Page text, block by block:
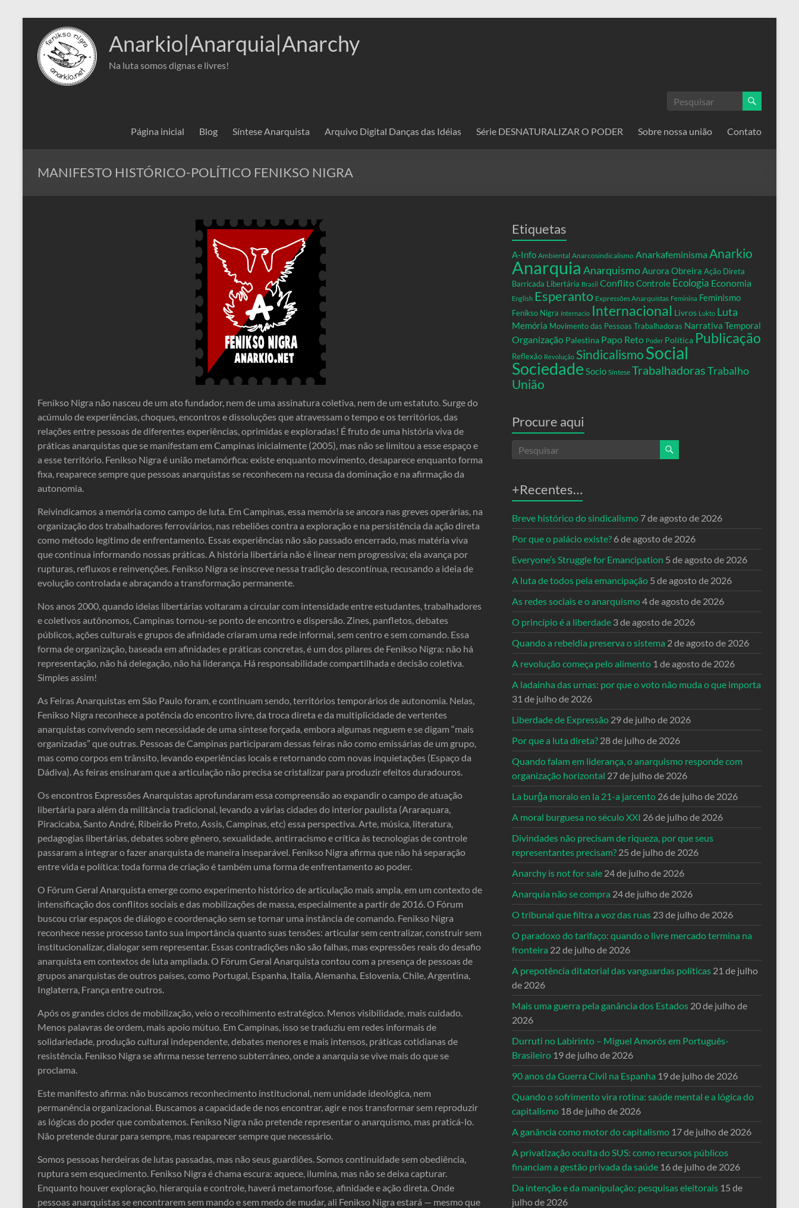
conteúdo
Anarkio|Anarquia|Anarchy
Na luta somos dignas e livres!
Página inicial Blog Síntese Anarquista Arquivo Digital Danças das Idéias Série DESNATURALIZAR O PODER Sobre nossa união Contato
MANIFESTO HISTÓRICO-POLÍTICO FENIKSO NIGRA
Fenikso Nigra não nasceu de um ato fundador, nem de uma assinatura coletiva, nem de um estatuto. Surge do
acúmulo de experiências, choques, encontros e dissoluções que atravessam o tempo e os territórios, das
relações entre pessoas de diferentes experiências, oprimidas e exploradas! É fruto de uma história viva de
práticas anarquistas que se manifestam em Campinas inicialmente (2005), mas não se limitou a esse espaço e
a esse território. Fenikso Nigra é união metamórfica: existe enquanto movimento, desaparece enquanto forma
fixa, reaparece sempre que pessoas anarquistas se reconhecem na recusa da dominação e na afirmação da
autonomia.
Reivindicamos a memória como campo de luta. Em Campinas, essa memória se ancora nas greves operárias, na
organização dos trabalhadores ferroviários, nas rebeliões contra a exploração e na persistência da ação direta
como método legítimo de enfrentamento. Essas experiências não são passado encerrado, mas matéria viva
que continua informando nossas práticas. A história libertária não é linear nem progressiva; ela avança por
rupturas, refluxos e reinvenções. Fenikso Nigra se inscreve nessa tradição descontínua, recusando a ideia de
evolução controlada e abraçando a transformação permanente.
Nos anos 2000, quando ideias libertárias voltaram a circular com intensidade entre estudantes, trabalhadores
e coletivos autônomos, Campinas tornou-se ponto de encontro e dispersão. Zines, panfletos, debates
públicos, ações culturais e grupos de afinidade criaram uma rede informal, sem centro e sem comando. Essa
forma de organização, baseada em afinidades e práticas concretas, é um dos pilares de Fenikso Nigra: não há
representação, não há delegação, não há liderança. Há responsabilidade compartilhada e decisão coletiva.
Simples assim!
As Feiras Anarquistas em São Paulo foram, e continuam sendo, territórios temporários de autonomia. Nelas,
Fenikso Nigra reconhece a potência do encontro livre, da troca direta e da multiplicidade de vertentes
anarquistas convivendo sem necessidade de uma síntese forçada, embora algumas neguem e se digam “mais
organizadas” que outras. Pessoas de Campinas participaram dessas feiras não como emissárias de um grupo,
mas como corpos em trânsito, levando experiências locais e retornando com novas inquietações (Espaço da
Dádiva). As feiras ensinaram que a articulação não precisa se cristalizar para produzir efeitos duradouros.
Os encontros Expressões Anarquistas aprofundaram essa compreensão ao expandir o campo de atuação
libertária para além da militância tradicional, levando a várias cidades do interior paulista (Araraquara,
Piracicaba, Santo André, Ribeirão Preto, Assis, Campinas, etc) essa perspectiva. Arte, música, literatura,
pedagogias libertárias, debates sobre gênero, sexualidade, antirracismo e crítica às tecnologias de controle
passaram a integrar o fazer anarquista de maneira inseparável. Fenikso Nigra afirma que não há separação
entre vida e política: toda forma de criação é também uma forma de enfrentamento ao poder.
O Fórum Geral Anarquista emerge como experimento histórico de articulação mais ampla, em um contexto de
intensificação dos conflitos sociais e das mobilizações de massa, especialmente a partir de 2016. O Fórum
buscou criar espaços de diálogo e coordenação sem se tornar uma instância de comando. Fenikso Nigra
reconhece nesse processo tanto sua importância quanto suas tensões: articular sem centralizar, construir sem
institucionalizar, dialogar sem representar. Essas contradições não são falhas, mas expressões reais do desafio
anarquista em contextos de luta ampliada. O Fórum Geral Anarquista contou com a presença de pessoas de
grupos anarquistas de outros países, como Portugal, Espanha, Italia, Alemanha, Eslovenia, Chile, Argentina,
Inglaterra, França entre outros.
Após os grandes ciclos de mobilização, veio o recolhimento estratégico. Menos visibilidade, mais cuidado.
Menos palavras de ordem, mais apoio mútuo. Em Campinas, isso se traduziu em redes informais de
solidariedade, produção cultural independente, debates menores e mais intensos, práticas cotidianas de
resistência. Fenikso Nigra se afirma nesse terreno subterrâneo, onde a anarquia se vive mais do que se
proclama.
Este manifesto afirma: não buscamos reconhecimento institucional, nem unidade ideológica, nem
permanência organizacional. Buscamos a capacidade de nos encontrar, agir e nos transformar sem reproduzir
as lógicas do poder que combatemos. Fenikso Nigra não pretende representar o anarquismo, mas praticá-lo.
Não pretende durar para sempre, mas reaparecer sempre que necessário.
Somos pessoas herdeiras de lutas passadas, mas não seus guardiões. Somos continuidade sem obediência,
ruptura sem esquecimento. Fenikso Nigra é chama escura: aquece, ilumina, mas não se deixa capturar.
Enquanto houver exploração, hierarquia e controle, haverá metamorfose, afinidade e ação direta. Onde
pessoas anarquistas se encontrarem sem mando e sem medo de mudar, ali Fenikso Nigra estará — mesmo que
Etiquetas
A-Info Ambiental Anarcosindicalismo Anarkafeminisma Anarkio
Anarquia AnarquismoAurora Obreira Ação Direta
Barricada Libertária Brasil ConflitoControle Ecologia Economia
English Esperanto Expressões Anarquistas Feminina Feminismo
Fenikso Nigra Internacio Internacional Livros Lukto Luta
Memória Movimento das Pessoas Trabalhadoras Narrativa Temporal
Organização Palestina Papo Reto Poder Política Publicação
Reflexão Revolução Sindicalismo Social
Sociedade Socio Síntese TrabalhadorasTrabalho
União
Procure aqui
+Recentes…
Breve histórico do sindicalismo 7 de agosto de 2026
Por que o palácio existe? 6 de agosto de 2026
Everyone’s Struggle for Emancipation 5 de agosto de 2026
A luta de todos pela emancipação 5 de agosto de 2026
As redes sociais e o anarquismo4 de agosto de 2026
O princípio é a liberdade 3 de agosto de 2026
Quando a rebeldia preserva o sistema 2 de agosto de 2026
A revolução começa pelo alimento 1 de agosto de 2026
A ladainha das urnas: por que o voto não muda o que importa
31 de julho de 2026
Liberdade de Expressão 29 de julho de 2026
Por que a luta direta? 28 de julho de 2026
Quando falam em liderança, o anarquismo responde com
organização horizontal 27 de julho de 2026
La burĝa moralo en la 21-a jarcento 26 de julho de 2026
A moral burguesa no século XXI 26 de julho de 2026
Divindades não precisam de riqueza, por que seus
representantes precisam? 25 de julho de 2026
Anarchy is not for sale 24 de julho de 2026
Anarquia não se compra 24 de julho de 2026
O tribunal que filtra a voz das ruas 23 de julho de 2026
O paradoxo do tarifaço: quando o livre mercado termina na
fronteira 22 de julho de 2026
A prepotência ditatorial das vanguardas políticas 21 de julho
de 2026
Mais uma guerra pela ganância dos Estados 20 de julho de
2026
Durruti no Labirinto – Miguel Amorós em Português-
Brasileiro 19 de julho de 2026
90 anos da Guerra Civil na Espanha 19 de julho de 2026
Quando o sofrimento vira rotina: saúde mental e a lógica do
capitalismo 18 de julho de 2026
A ganância como motor do capitalismo 17 de julho de 2026
A privatização oculta do SUS: como recursos públicos
financiam a gestão privada da saúde 16 de julho de 2026
Da intenção e da manipulação: pesquisas eleitorais 15 de
julho de 2026